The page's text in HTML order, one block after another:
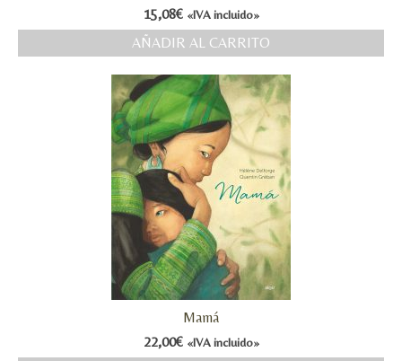
15,08€ «IVA incluido»
AÑADIR AL CARRITO
Mamá
22,00€ «IVA incluido»